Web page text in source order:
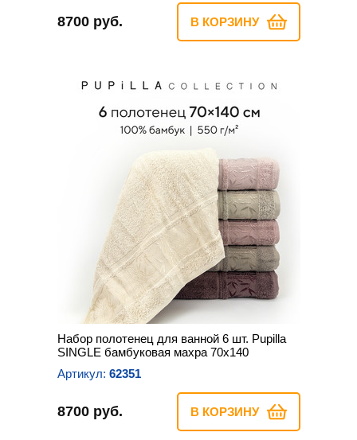
8700 руб. В КОРЗИНУ
Набор полотенец для ванной 6 шт. Pupilla
SINGLE бамбуковая махра 70х140
Артикул: 62351
8700 руб. В КОРЗИНУ